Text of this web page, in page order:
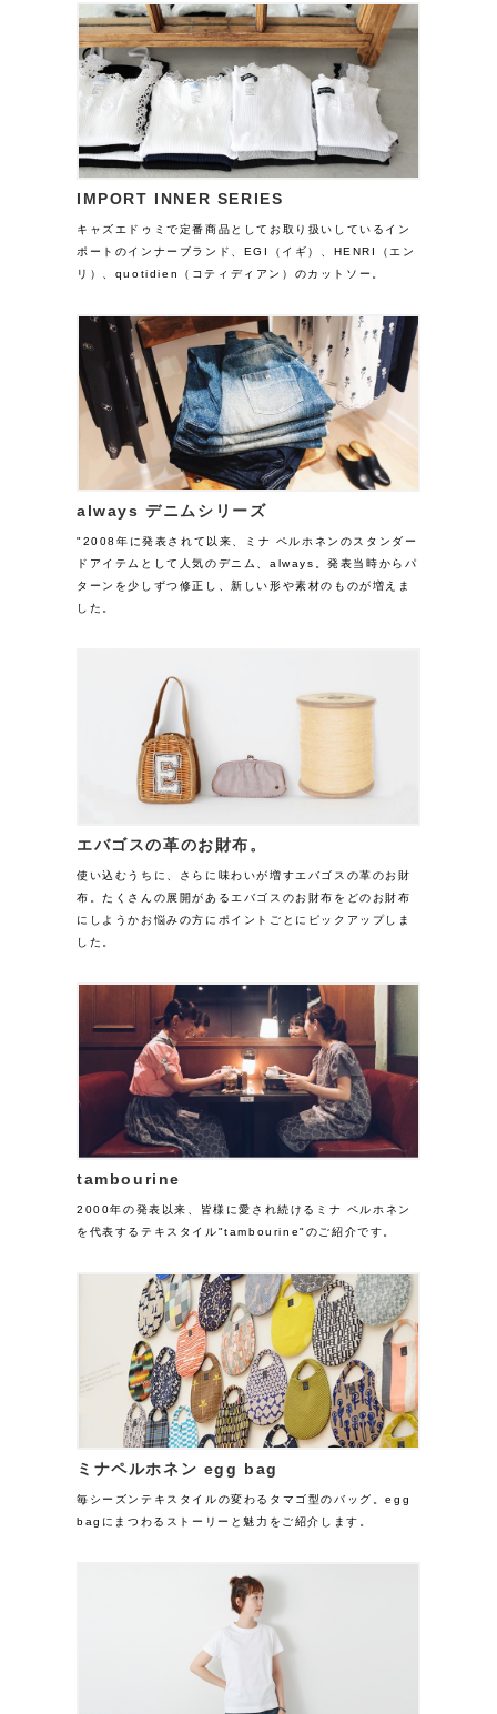
IMPORT INNER SERIES
キャズエドゥミで定番商品としてお取り扱いしているイン
ポートのインナーブランド、EGI（イギ）、HENRI（エン
リ）、quotidien（コティディアン）のカットソー。
always デニムシリーズ
"2008年に発表されて以来、ミナ ペルホネンのスタンダー
ドアイテムとして人気のデニム、always。発表当時からパ
ターンを少しずつ修正し、新しい形や素材のものが増えま
した。
エバゴスの革のお財布。
使い込むうちに、さらに味わいが増すエバゴスの革のお財
布。たくさんの展開があるエバゴスのお財布をどのお財布
にしようかお悩みの方にポイントごとにピックアップしま
した。
tambourine
2000年の発表以来、皆様に愛され続けるミナ ペルホネン
を代表するテキスタイル"tambourine"のご紹介です。
ミナペルホネン egg bag
毎シーズンテキスタイルの変わるタマゴ型のバッグ。egg
bagにまつわるストーリーと魅力をご紹介します。